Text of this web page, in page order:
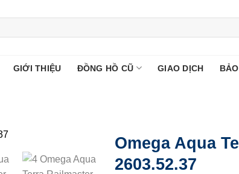
GIỚI THIỆU ĐỒNG HỒ CŨ GIAO DỊCH
Omega Aqua
2603.52.37